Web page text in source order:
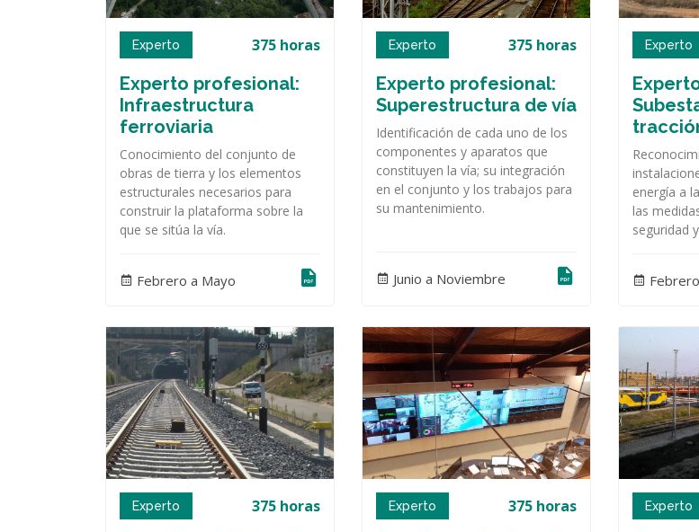
Experto 375 horas
Experto profesional:
Infraestructura
ferroviaria
Conocimiento del conjunto de
obras de tierra y los elementos
estructurales necesarios para
construir la plataforma sobre la
que se sitúa la vía.
Febrero a Mayo
Experto 375 horas
Experto profesional:
Superestructura de vía
Identificación de cada uno de los
componentes y aparatos que
constituyen la vía; su integración
en el conjunto y los trabajos para
su mantenimiento.
Junio a Noviembre
Experto
energía a
las
seguridad
Experto 375 horas Experto 375 horas Experto